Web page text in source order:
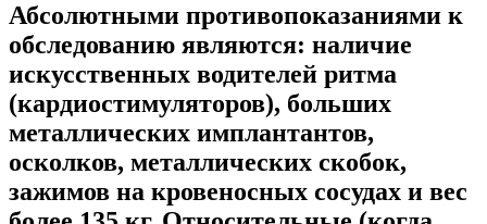
Абсолютными противопоказаниями к
обследованию являются: наличие
искусственных водителей ритма
(кардиостимуляторов), больших
металлических имплантантов,
осколков, металлических скобок,
зажимов на кровеносных сосудах и вес